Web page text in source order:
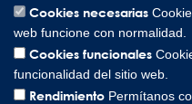
Cookies necesarias
web funcione con normalidad.
Cookies funcionales
funcionalidad del sitio web.
Rendimiento Permítanos